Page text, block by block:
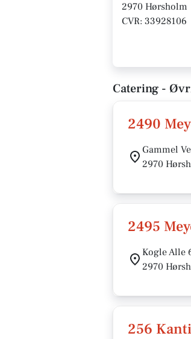
2970 Hørsholm
CVR: 33928106
Catering -
2490
Gammel
2970
2495
Kogle Alle
2970
256